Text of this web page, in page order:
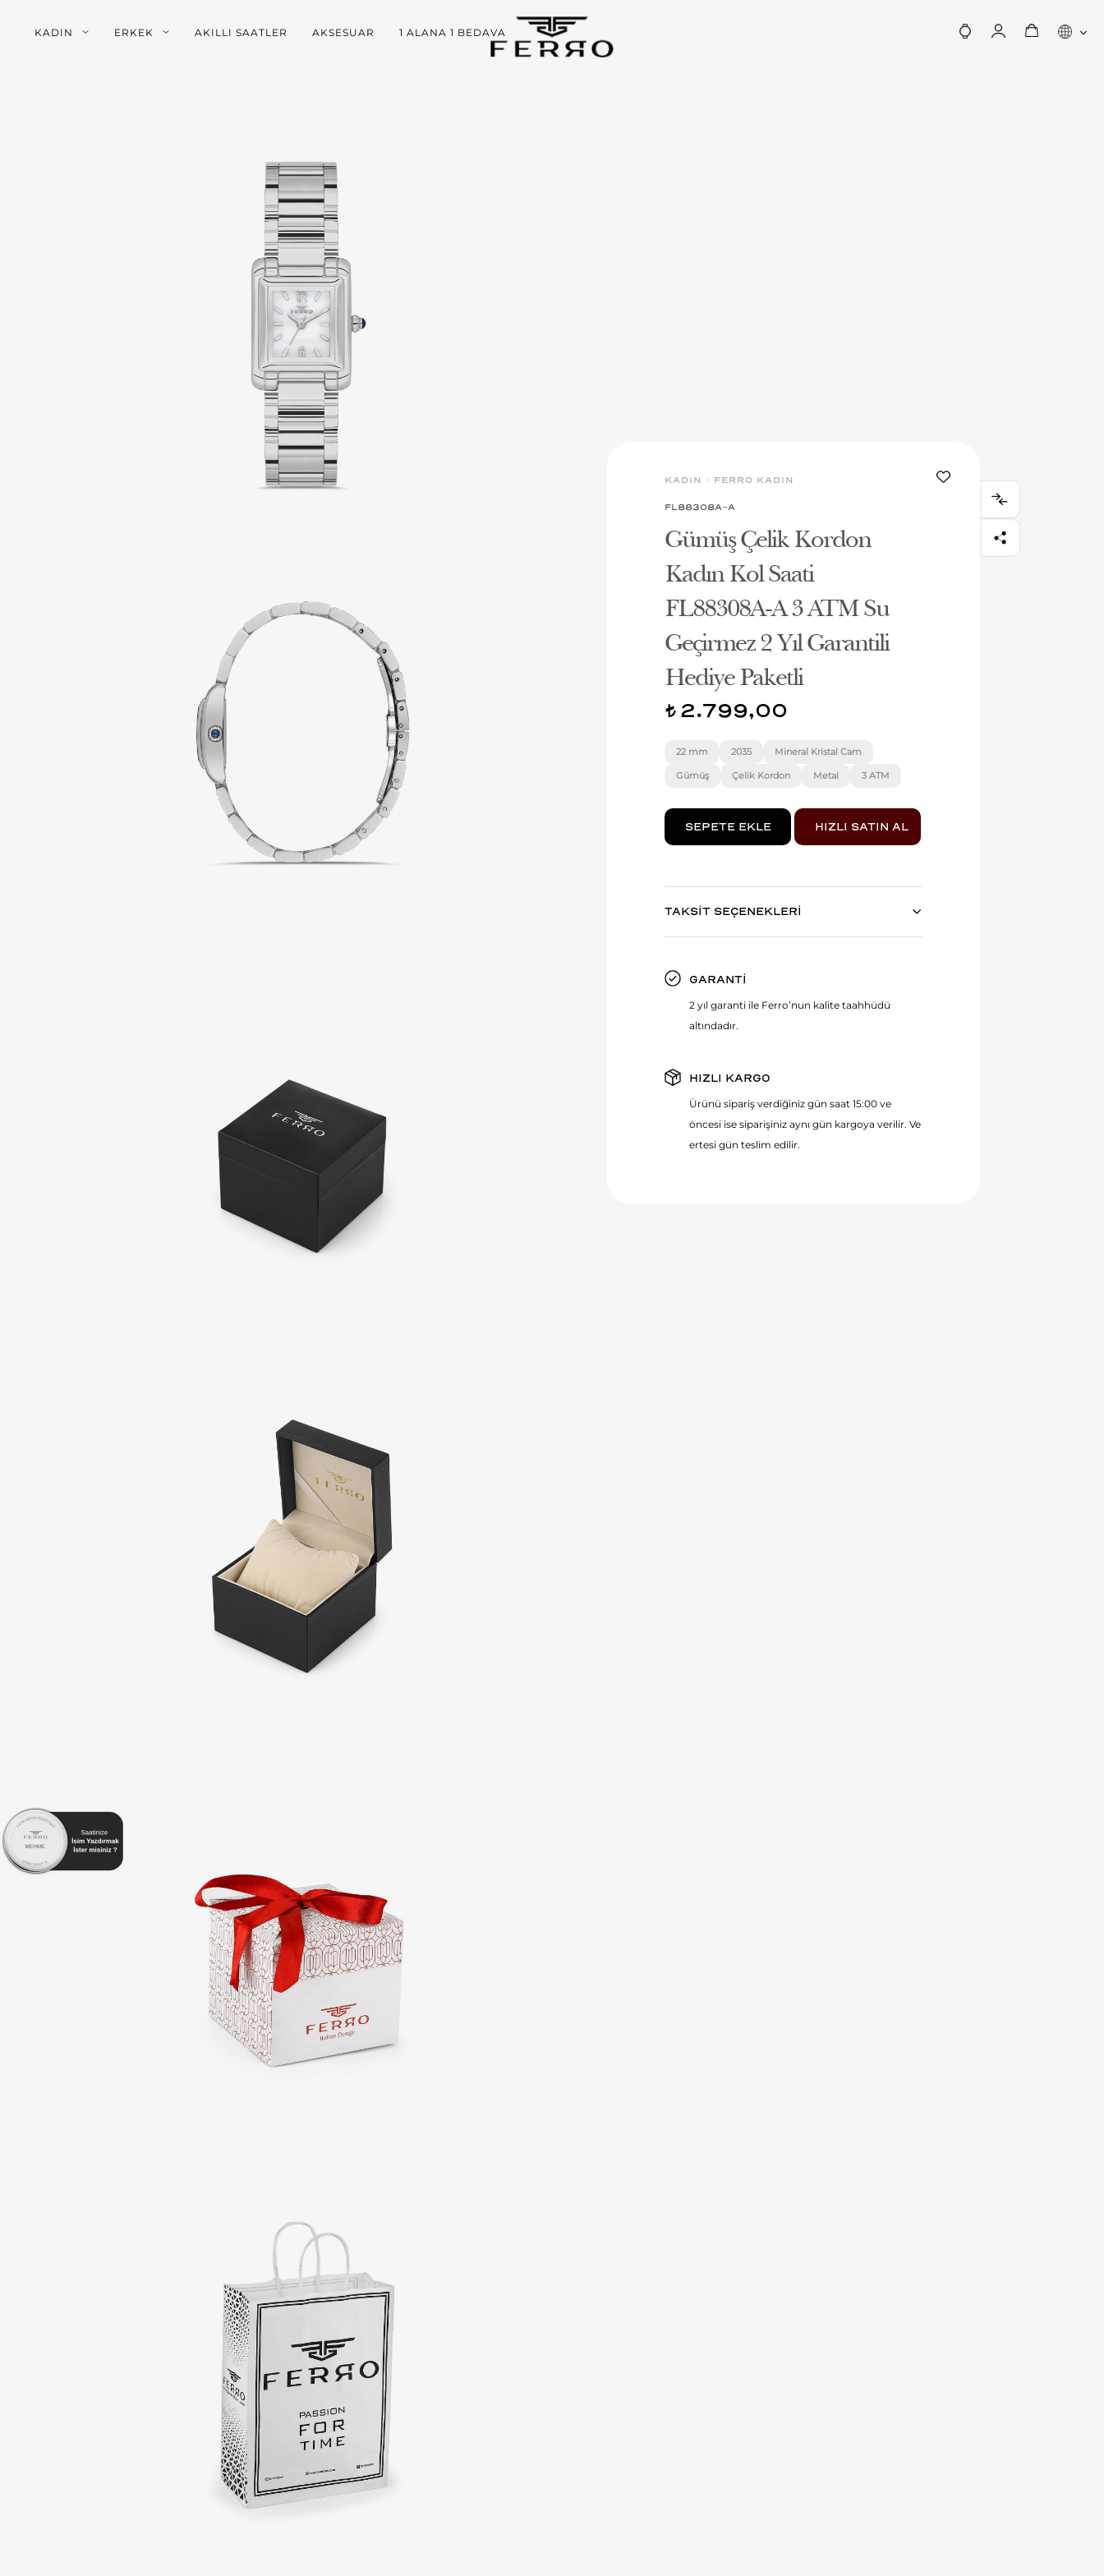
KADIN ERKEK AKILLI SAATLER AKSESUAR 1 ALANA 1 BEDAVA
KADIN > FERRO KADIN
FL88308A-A
Gümüş Çelik Kordon
Kadın Kol Saati
FL88308A-A 3 ATM Su
Geçirmez 2 Yıl Garantili
Hediye Paketli
t2.799,00
22 mm 2035 Mineral Kristal Cam
Gümüş Çelik Kordon Metal 3 ATM
TAKSİT SEÇENEKLERİ
GARANTİ
2 yıl garanti ile Ferro’nun kalite taahhüdü
altındadır.
HIZLI KARGO
Ürünü sipariş verdiğiniz gün saat 15:00 ve
öncesi ise siparişiniz aynı gün kargoya verilir. Ve
ertesi gün teslim edilir.